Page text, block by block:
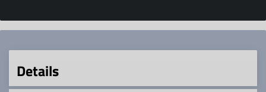
Details